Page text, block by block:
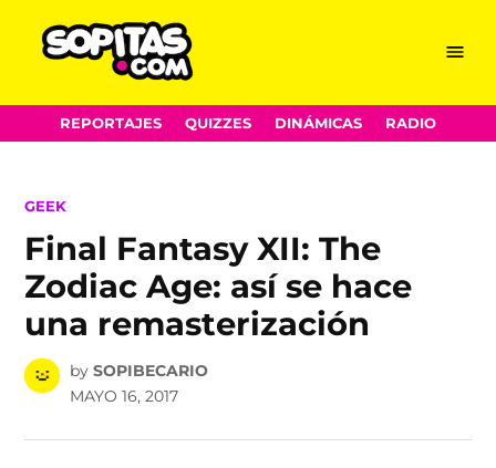
Skip
to
Menu
REPORTAJES QUIZZES DINÁMICAS RADIO
POSTED
GEEK
Final Fantasy XII: The
Zodiac Age: así se hace
una remasterización
by SOPIBECARIO
MAYO 16, 2017